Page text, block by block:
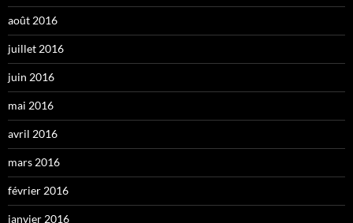
août 2016
juillet 2016
juin 2016
mai 2016
avril 2016
mars 2016
février 2016
janvier 2016